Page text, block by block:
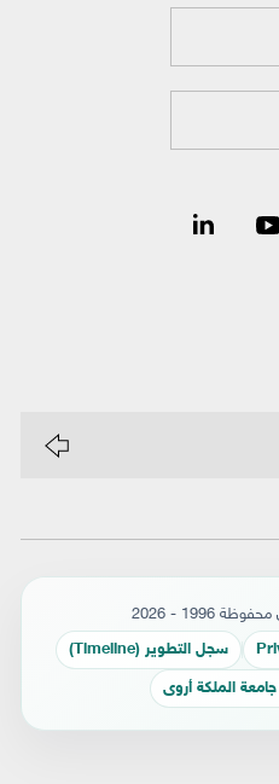
1996 - 2026
سجل التطوير (Timeline)
الملكة أروى